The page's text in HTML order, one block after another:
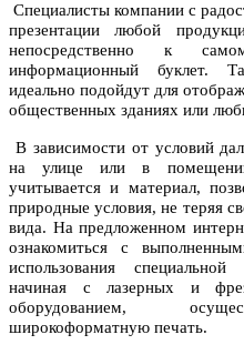
Специалисты компании с
презентации любой
непосредственно к
информационный буклет.
идеально подойдут для
общественных зданиях или
В зависимости от условий
на улице или в
учитывается и материал,
природные условия, не теряя
вида. На предложенном
ознакомиться с
использования специальной
начиная с лазерных и
оборудованием,
широкоформатную печать.